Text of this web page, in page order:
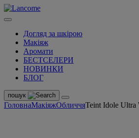
Догляд за шкірою
Макіяж
Аромати
БЕСТСЕЛЕРИ
НОВИНКИ
БЛОГ
пошук
ГоловнаМакіяжОбличчяTeint Idole Ultra